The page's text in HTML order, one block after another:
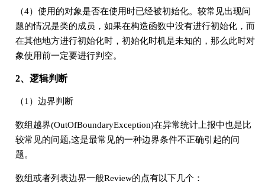
（4）使用的对象是否在使用时已经被初始化。较常见出现问
题的情况是类的成员，如果在构造函数中没有进行初始化，而
在其他地方进行初始化时，初始化时机是未知的，那么此时对
象使用前一定要进行判空。
2、逻辑判断
（1）边界判断
数组越界(OutOfBoundaryException)在异常统计上报中也是比
较常见的问题,这是最常见的一种边界条件不正确引起的问
题。
数组或者列表边界一般Review的点有以下几个：